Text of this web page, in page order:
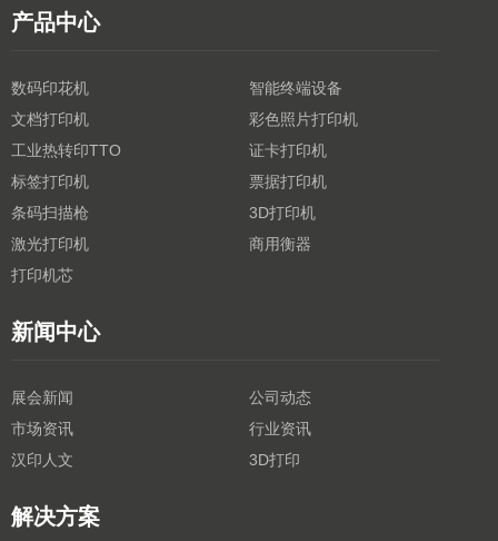
产品中心
数码印花机
智能终端设备
文档打印机
彩色照片打印机
工业热转印TTO
证卡打印机
标签打印机
票据打印机
条码扫描枪
3D打印机
激光打印机
商用衡器
打印机芯
新闻中心
展会新闻
公司动态
市场资讯
行业资讯
汉印人文
3D打印
解决方案